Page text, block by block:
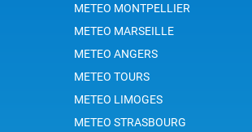
METEO MONTPELLIER
METEO MARSEILLE
METEO ANGERS
METEO TOURS
METEO LIMOGES
METEO STRASBOURG